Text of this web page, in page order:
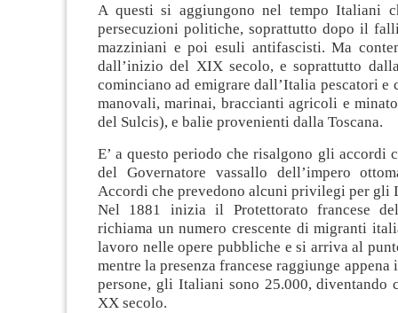
A questi si aggiungono nel tempo Italiani
persecuzioni politiche, soprattutto dopo il
mazziniani e poi esuli antifascisti. Ma
dall’inizio del XIX secolo, e soprattutto
cominciano ad emigrare dall’Italia pescatori e
manovali, marinai, braccianti agricoli e
del Sulcis), e balie provenienti dalla Toscana.
E’ a questo periodo che risalgono gli accordi
del Governatore vassallo dell’impero
Accordi che prevedono alcuni privilegi per gli
Nel 1881 inizia il Protettorato francese
richiama un numero crescente di migranti
lavoro nelle opere pubbliche e si arriva al
mentre la presenza francese raggiunge
persone, gli Italiani sono 25.000, diventando
XX secolo.